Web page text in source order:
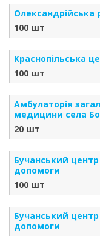
Олександрійська
100 шт
Краснопільська
100 шт
Амбулаторія
медицини села
20 шт
Бучанський
допомоги
100 шт
Бучанський
допомоги